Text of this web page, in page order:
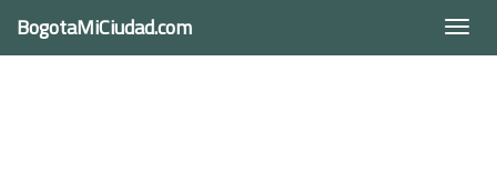
BogotaMiCiudad.com